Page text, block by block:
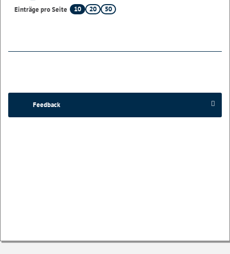
Einträge pro Seite
10 20 50
Feedback